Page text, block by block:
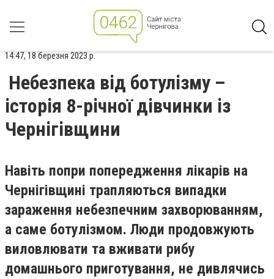
14:47, 18 березня 2023 р.
Небезпека від ботулізму –
історія 8-річної дівчинки із
Чернігівщини
Навіть попри попередження лікарів на
Чернігівщині трапляються випадки
зараження небезпечним захворюванням,
а саме ботулізмом. Люди продовжують
виловлювати та вживати рибу
домашнього приготування, не дивлячись